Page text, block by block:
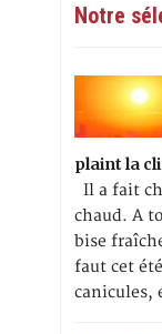
Notre
plaint la
Il a fait
chaud. A
bise
faut cet
canicules,